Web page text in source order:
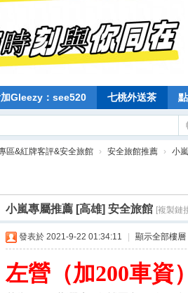
Gleezy：see520 七桃外送茶
區&紅牌客評&安全旅館 › 安全旅館推薦 › 小
小嵐專屬推薦 [高雄] 安全旅館 [複製鏈
發表於 2021-9-22 01:34:11 顯示全部樓層
左營（加200車資）